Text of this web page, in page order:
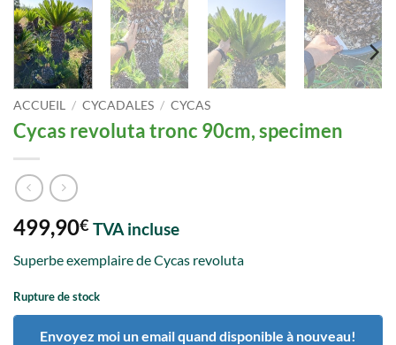
ACCUEIL / CYCADALES / CYCAS
Cycas revoluta tronc 90cm, specimen
499,90€ TVA incluse
Superbe exemplaire de Cycas revoluta
Rupture de stock
Envoyez moi un email quand disponible à nouveau!